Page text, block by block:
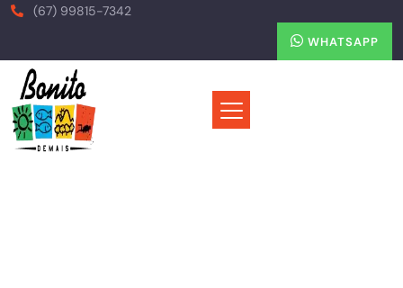
(67) 99815-7342
WHATSAPP